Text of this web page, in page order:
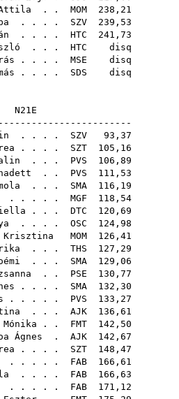
Attila . . MOM 238,21
. . . . SZV 239,53
. . . . HTC 241,73
. . . HTC disq
. . . . MSE disq
. . . . SDS disq
N21E
. . . . SZV 93,37
. . . . SZT 105,16
. . . PVS 106,89
. . PVS 111,53
. . . SMA 116,19
. . . . . MGF 118,54
. . . DTC 120,69
. . . . OSC 124,98
Krisztina MOM 126,41
. . . THS 127,29
. . . SMA 129,06
. . PSE 130,77
. . . . SMA 132,30
. . . . . PVS 133,27
. . . AJK 136,61
. . FMT 142,50
Ágnes . AJK 142,67
. . . . SZT 148,47
. . . . . FAB 166,61
. . . . FAB 166,63
. . . . . FAB 171,12